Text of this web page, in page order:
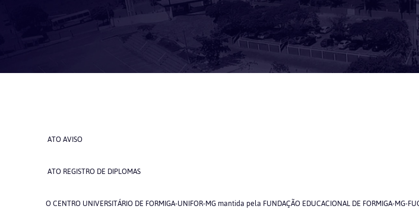
ATO AVISO
ATO REGISTRO DE DIPLOMAS
O CENTRO UNIVERSITÁRIO DE FORMIGA-UNIFOR-MG mantida pela FUNDAÇÃO EDUCACIONAL DE FORMIGA-